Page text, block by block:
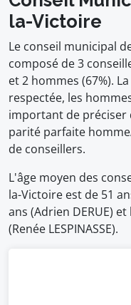
la-Victoire
Le conseil municipal
composé de 3
et 2 hommes (67%).
respectée, les
important de
parité parfaite
de conseillers.
L'âge moyen des
la-Victoire est de 51
ans (Adrien DERUE)
(Renée LESPINASSE).